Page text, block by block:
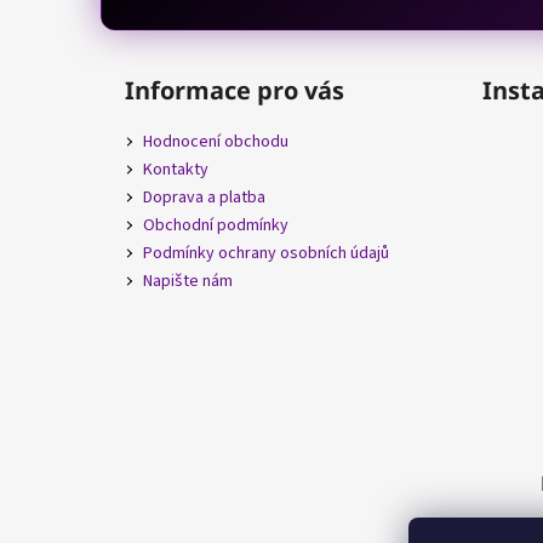
Informace pro vás
Hodnocení obchodu
Kontakty
Doprava a platba
Obchodní podmínky
Podmínky ochrany osobních údajů
Napište nám